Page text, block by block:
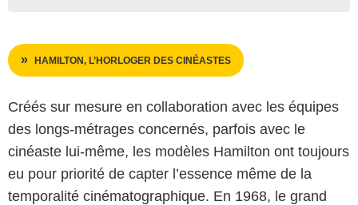
HAMILTON, L’HORLOGER DES CINÉASTES
Créés sur mesure en collaboration avec les équipes
des longs-métrages concernés, parfois avec le
cinéaste lui-même, les modèles Hamilton ont toujours
eu pour priorité de capter l’essence même de la
temporalité cinématographique. En 1968, le grand